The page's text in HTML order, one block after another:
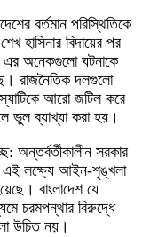
বর্তমান পরিস্থিতিকে
হাসিনার বিদায়ের পর
এর অনেকগুলো ঘটনাকে
রাজনৈতিক দলগুলো
আরো জটিল করে
ভুল ব্যাখ্যা করা হয়।
অন্তর্বর্তীকালীন সরকার
এই লক্ষ্যে আইন-শৃঙ্খলা
বাংলাদেশ যে
চরমপন্থার বিরুদ্ধে
উচিত নয়।